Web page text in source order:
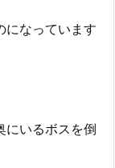
になっています
にいるボスを倒